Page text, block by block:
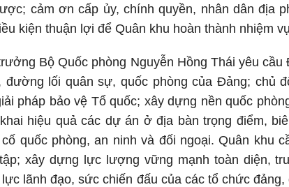
cảm ơn cấp ủy, chính quyền, nhân dân địa
kiện thuận lợi để Quân khu hoàn thành nhiệm
Bộ Quốc phòng Nguyễn Hồng Thái yêu
đường lối quân sự, quốc phòng của Đảng; chủ
pháp bảo vệ Tổ quốc; xây dựng nền quốc
hiệu quả các dự án ở địa bàn trọng điểm,
quốc phòng, an ninh và đối ngoại. Quân khu
xây dựng lực lượng vững mạnh toàn diện,
lực lãnh đạo, sức chiến đấu của các tổ chức